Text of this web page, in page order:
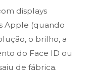
displays
Apple (quando
o brilho, a
do Face ID ou
de fábrica.